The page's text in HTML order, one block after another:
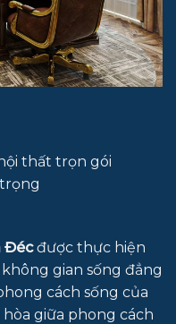
thất trọn gói
Đécđược thực hiện
gian sống đẳng
cách sống của
giữa phong cách